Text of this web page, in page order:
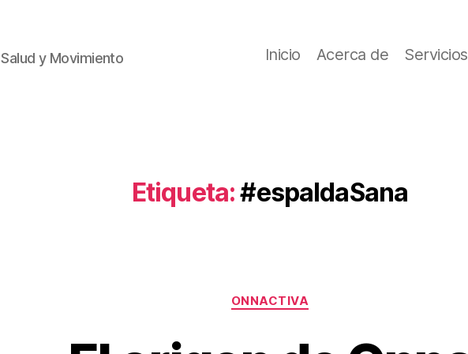
Salud y Movimiento Inicio Acerca de Servicios
Etiqueta:#espaldaSana
Categorías
ONNACTIVA